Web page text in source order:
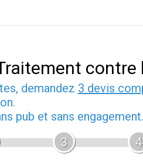
demandez 3 devis
pub et sans engagement.
3 4